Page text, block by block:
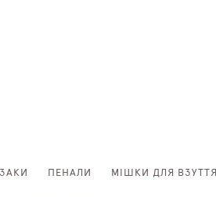
ПЕНАЛИ МІШКИ ДЛЯ ВЗУТТЯ